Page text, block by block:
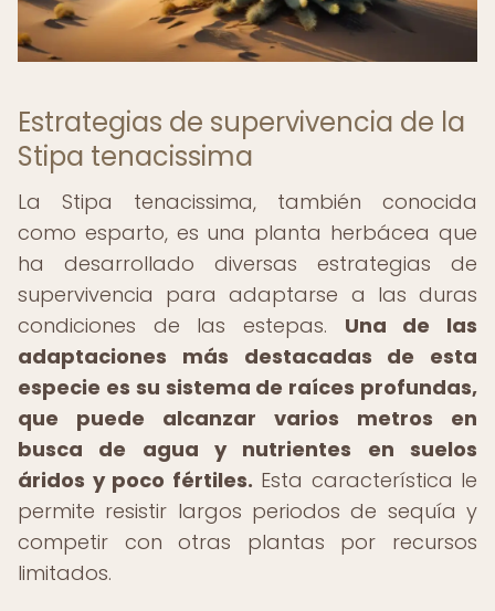
Estrategias de supervivencia de la
Stipa tenacissima
La Stipa tenacissima, también conocida
como esparto, es una planta herbácea que
ha desarrollado diversas estrategias de
supervivencia para adaptarse a las duras
condiciones de las estepas. Una de las
adaptaciones más destacadas de esta
especie es su sistema de raíces profundas,
que puede alcanzar varios metros en
busca de agua y nutrientes en suelos
áridos y poco fértiles. Esta característica le
permite resistir largos periodos de sequía y
competir con otras plantas por recursos
limitados.